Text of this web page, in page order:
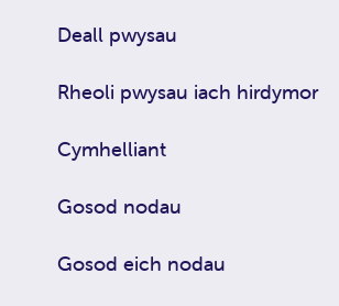
Deall pwysau
Rheoli pwysau iach hirdymor
Cymhelliant
Gosod nodau
Gosod eich nodau